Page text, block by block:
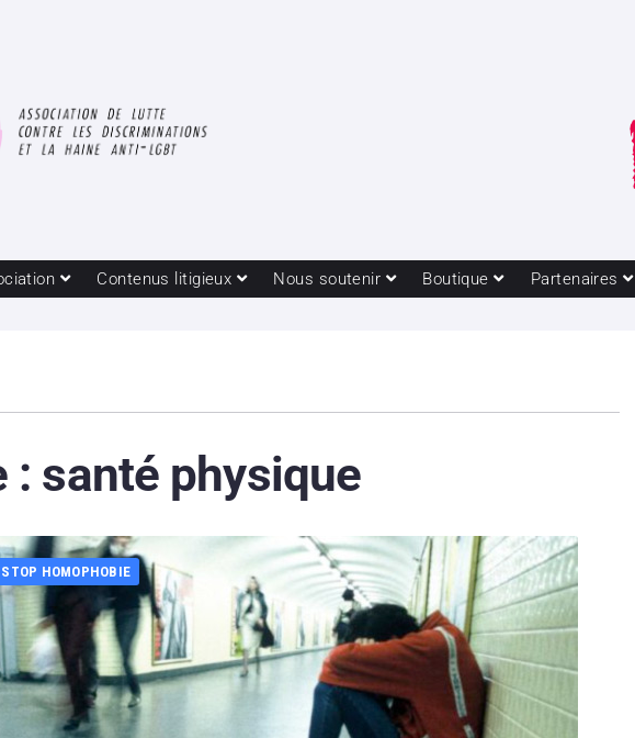
Contenus litigieux Nous soutenir Boutique Partenaires
: santé physique
STOP HOMOPHOBIE